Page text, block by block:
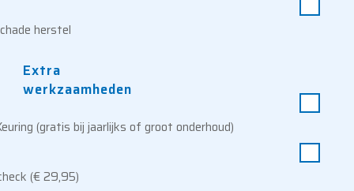
herstel
(gratis bij jaarlijks of groot onderhoud)
(€ 29,95)